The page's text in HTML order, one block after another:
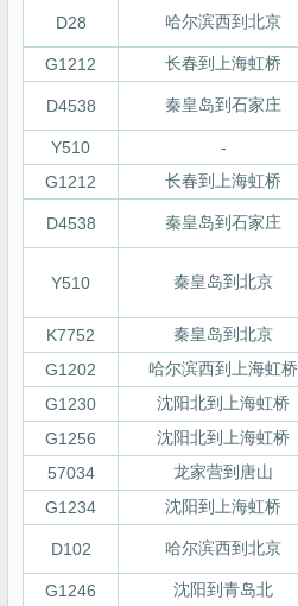
D28 哈尔滨西到北京
G1212 长春到上海虹桥
D4538 秦皇岛到石家庄
Y510
-
G1212
长春到上海虹桥
D4538 秦皇岛到石家庄
Y510 秦皇岛到北京
K7752
秦皇岛到北京
G1202
哈尔滨西到上海虹桥
G1230
沈阳北到上海虹桥
G1256
沈阳北到上海虹桥
57034
龙家营到唐山
G1234
沈阳到上海虹桥
D102 哈尔滨西到北京
G1246 沈阳到青岛北